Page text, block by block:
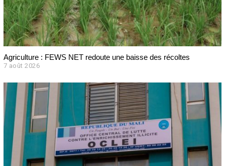
Agriculture : FEWS NET redoute une baisse des récoltes
7 août 2026
o
û
0
2